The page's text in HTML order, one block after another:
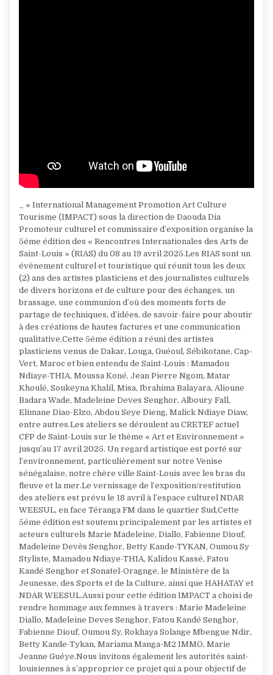
_ « International Management Promotion Art Culture
Tourisme (IMPACT) sous la direction de Daouda Dia
Promoteur culturel et commissaire d’exposition organise la
5éme édition des « Rencontres Internationales des Arts de
Saint-Louis » (RIAS) du 08 au 19 avril 2025.Les RIAS sont un
évènement culturel et touristique qui réunit tous les deux
(2) ans des artistes plasticiens et des journalistes culturels
de divers horizons et de culture pour des échanges, un
brassage, une communion d’où des moments forts de
partage de techniques, d’idées, de savoir-faire pour aboutir
à des créations de hautes factures et une communication
qualitative.Cette 5éme édition a réuni des artistes
plasticiens venus de Dakar, Louga, Guéoul, Sébikotane, Cap-
Vert, Maroc et bien entendu de Saint-Louis : Mamadou
Ndiaye-THIA, Moussa Koné, Jean Pierre Ngom, Matar
Khoulé, Soukeyna Khalil, Misa, Ibrahima Balayara, Alioune
Badara Wade, Madeleine Deves Senghor, Alboury Fall,
Elimane Diao-Elzo, Abdou Seye Dieng, Malick Ndiaye Diaw,
entre autres.Les ateliers se déroulent au CRETEF actuel
CFP de Saint-Louis sur le thème « Art et Environnement »
jusqu’au 17 avril 2025. Un regard artistique est porté sur
l’environnement, particulièrement sur notre Venise
sénégalaise, notre chère ville Saint-Louis avec les bras du
fleuve et la mer.Le vernissage de l’exposition/restitution
des ateliers est prévu le 18 avril à l’espace culturel NDAR
WEESUL, en face Téranga FM dans le quartier Sud,Cette
5éme édition est soutenu principalement par les artistes et
acteurs culturels Marie Madeleine, Diallo, Fabienne Diouf,
Madeleine Devès Senghor, Betty Kande-TYKAN, Oumou Sy
Styliste, Mamadou Ndiaye-THIA, Kalidou Kassé, Fatou
Kandé Senghor et Sonatel-Oragnge, le Ministère de la
Jeunesse, des Sports et de la Culture, ainsi que HAHATAY et
NDAR WEESUL.Aussi pour cette édition IMPACT a choisi de
rendre hommage aux femmes à travers : Marie Madeleine
Diallo, Madeleine Deves Senghor, Fatou Kandé Senghor,
Fabienne Diouf, Oumou Sy, Rokhaya Solange Mbengue Ndir,
Betty Kande-Tykan, Mariama Manga-M2 IMMO, Marie
Jeanne Guéye.Nous invitons également les autorités saint-
louisiennes à s’approprier ce projet qui a pour objectif de